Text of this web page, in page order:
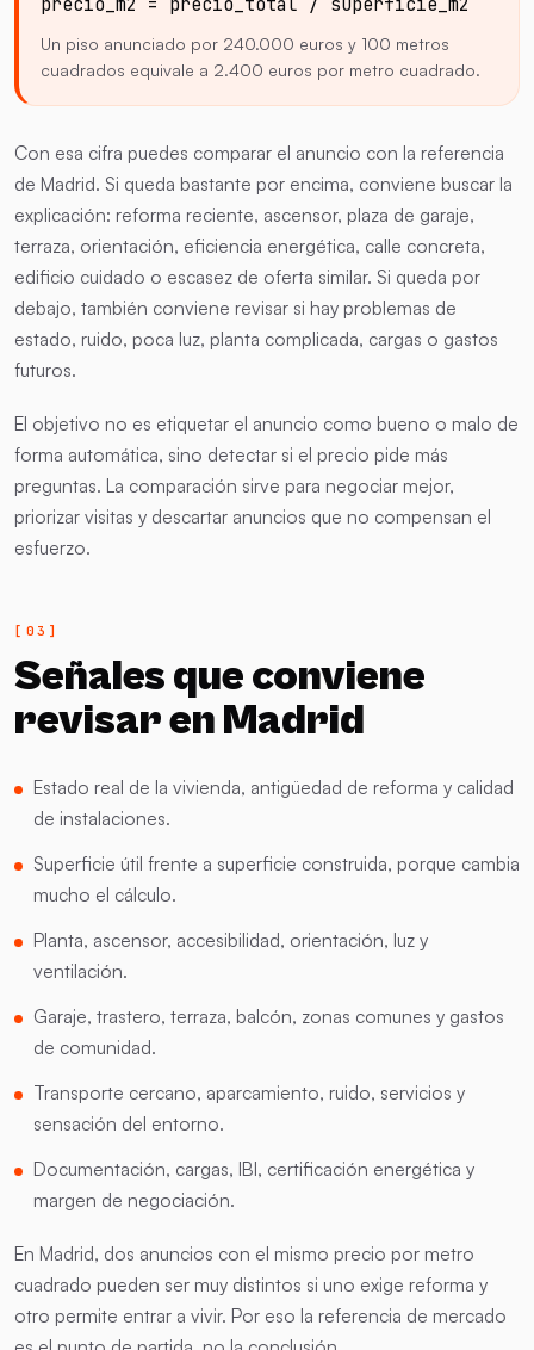
Un piso anunciado por 240.000 euros y 100 metros
cuadrados equivale a 2.400 euros por metro cuadrado.
Con esa cifra puedes comparar el anuncio con la referencia
de Madrid. Si queda bastante por encima, conviene buscar la
explicación: reforma reciente, ascensor, plaza de garaje,
terraza, orientación, eficiencia energética, calle concreta,
edificio cuidado o escasez de oferta similar. Si queda por
debajo, también conviene revisar si hay problemas de
estado, ruido, poca luz, planta complicada, cargas o gastos
futuros.
El objetivo no es etiquetar el anuncio como bueno o malo de
forma automática, sino detectar si el precio pide más
preguntas. La comparación sirve para negociar mejor,
priorizar visitas y descartar anuncios que no compensan el
esfuerzo.
Señales que conviene
revisar en Madrid
Estado real de la vivienda, antigüedad de reforma y calidad
de instalaciones.
Superficie útil frente a superficie construida, porque cambia
mucho el cálculo.
Planta, ascensor, accesibilidad, orientación, luz y
ventilación.
Garaje, trastero, terraza, balcón, zonas comunes y gastos
de comunidad.
Transporte cercano, aparcamiento, ruido, servicios y
sensación del entorno.
Documentación, cargas, IBI, certificación energética y
margen de negociación.
En Madrid, dos anuncios con el mismo precio por metro
cuadrado pueden ser muy distintos si uno exige reforma y
otro permite entrar a vivir. Por eso la referencia de mercado